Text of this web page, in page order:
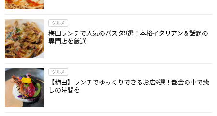
グルメ
梅田ランチで人気のパスタ9選！本格イタリアン＆話題の
専門店を厳選
グルメ
【梅田】ランチでゆっくりできるお店9選！都会の中で癒
しの時間を